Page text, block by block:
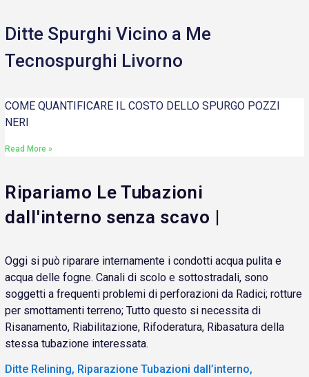
Ditte Spurghi Vicino a Me
Tecnospurghi Livorno
COME QUANTIFICARE IL COSTO DELLO SPURGO POZZI
NERI
Read More »
Ripariamo Le Tubazioni
dall'interno senza scavo |
Oggi si può riparare internamente i condotti acqua pulita e
acqua delle fogne. Canali di scolo e sottostradali, sono
soggetti a frequenti problemi di perforazioni da Radici; rotture
per smottamenti terreno; Tutto questo si necessita di
Risanamento, Riabilitazione, Rifoderatura, Ribasatura della
stessa tubazione interessata.
Ditte Relining, Riparazione Tubazioni dall’interno,